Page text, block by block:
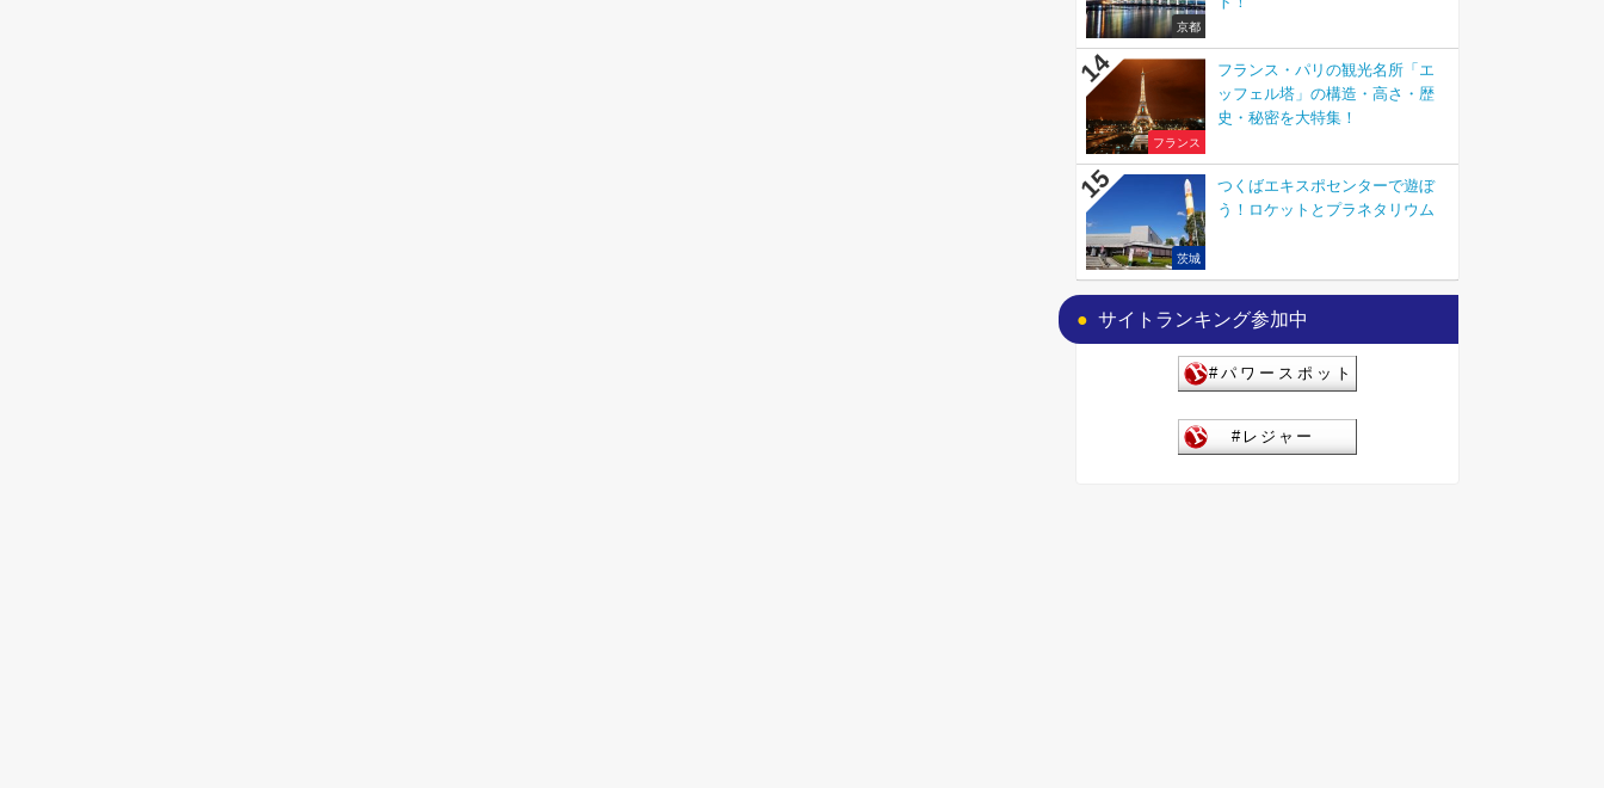
京都
フランス
フランス・パリの観光名所「エ
ッフェル塔」の構造・高さ・歴
史・秘密を大特集！
茨城
つくばエキスポセンターで遊ぼ
う！ロケットとプラネタリウム
サイトランキング参加中